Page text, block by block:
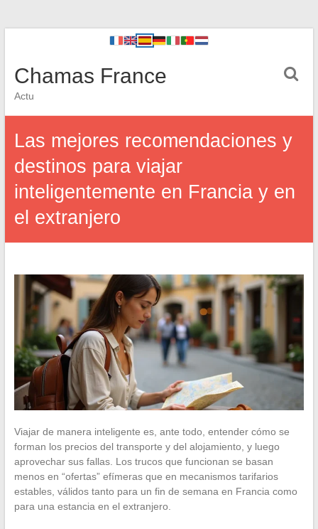
Chamas France
Actu
Las mejores recomendaciones y
destinos para viajar
inteligentemente en Francia y en
el extranjero
Viajar de manera inteligente es, ante todo, entender cómo se
forman los precios del transporte y del alojamiento, y luego
aprovechar sus fallas. Los trucos que funcionan se basan
menos en “ofertas” efímeras que en mecanismos tarifarios
estables, válidos tanto para un fin de semana en Francia como
para una estancia en el extranjero.